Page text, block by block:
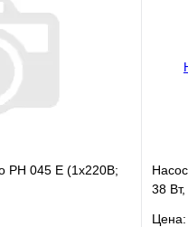
цену
PH 045 E (1х220В;
38
Цена: